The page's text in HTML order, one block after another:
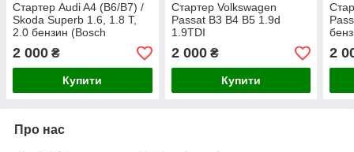
Стартер Audi A4 (B6/B7) /
Skoda Superb 1.6, 1.8 T,
2.0 бензин (Bosch
0001107427, VAG
06B911023A)
2 000 ₴
Купити
Стартер Volkswagen
Passat B3 B4 B5 1.9d
1.9TDI
2 000₴
Купити
2
Про нас